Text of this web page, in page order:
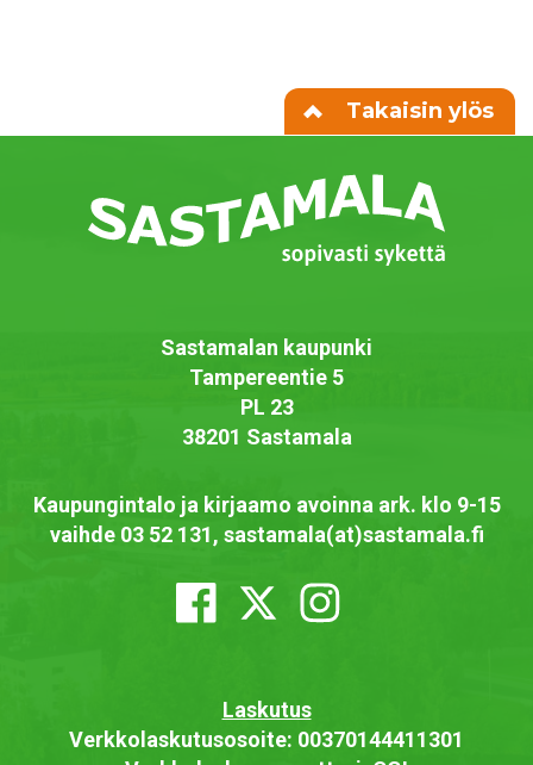
Takaisin ylös
Sastamalan kaupunki
Tampereentie 5
PL 23
38201 Sastamala
Kaupungintalo ja kirjaamo avoinna ark. klo 9-15
vaihde 03 52 131, sastamala(at)sastamala.fi
Laskutus
Verkkolaskutusosoite: 00370144411301